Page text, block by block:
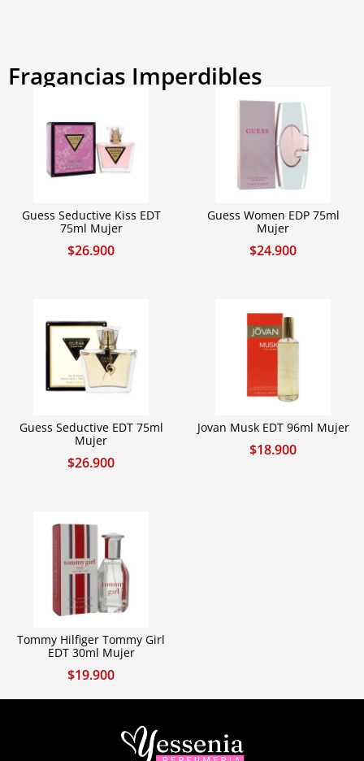
Fragancias Imperdibles
Guess Seductive Kiss EDT
75ml Mujer
$26.900
Guess Women EDP 75ml
Mujer
$24.900
Guess Seductive EDT 75ml
Mujer
$26.900
Jovan Musk EDT 96ml Mujer
$18.900
Tommy Hilfiger Tommy Girl
EDT 30ml Mujer
$19.900